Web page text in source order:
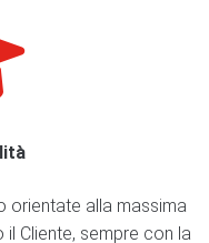
orientate alla massima
Cliente, sempre con la